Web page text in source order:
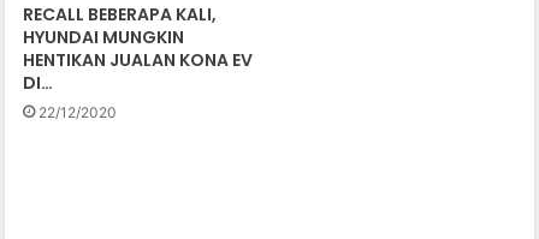
RECALL BEBERAPA KALI,
HYUNDAI MUNGKIN
HENTIKAN JUALAN KONA EV
DI…
22/12/2020